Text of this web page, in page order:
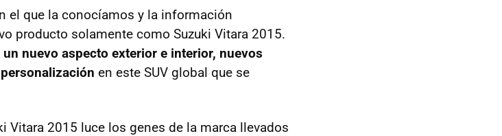
el que la conocíamos y la información
producto solamente como Suzuki Vitara 2015.
nuevo aspecto exterior e interior, nuevos
en este SUV global que se
Vitara 2015 luce los genes de la marca llevados